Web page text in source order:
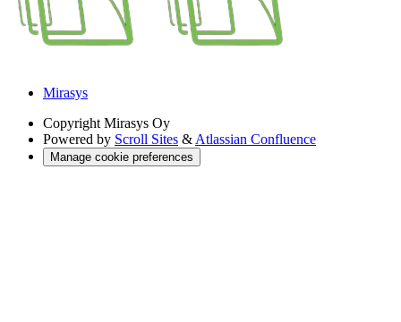
Mirasys
Copyright Mirasys Oy
Powered by Scroll Sites & Atlassian Confluence
Manage cookie preferences